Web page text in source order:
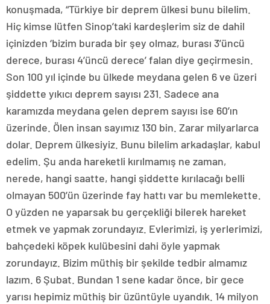
konuşmada, “Türkiye bir deprem ülkesi bunu bilelim.
Hiç kimse lütfen Sinop’taki kardeşlerim siz de dahil
içinizden ‘bizim burada bir şey olmaz, burası 3’üncü
derece, burası 4’üncü derece’ falan diye geçirmesin.
Son 100 yıl içinde bu ülkede meydana gelen 6 ve üzeri
şiddette yıkıcı deprem sayısı 231. Sadece ana
karamızda meydana gelen deprem sayısı ise 60’ın
üzerinde. Ölen insan sayımız 130 bin. Zarar milyarlarca
dolar. Deprem ülkesiyiz. Bunu bilelim arkadaşlar, kabul
edelim. Şu anda hareketli kırılmamış ne zaman,
nerede, hangi saatte, hangi şiddette kırılacağı belli
olmayan 500’ün üzerinde fay hattı var bu memlekette.
O yüzden ne yaparsak bu gerçekliği bilerek hareket
etmek ve yapmak zorundayız. Evlerimizi, iş yerlerimizi,
bahçedeki köpek kulübesini dahi öyle yapmak
zorundayız. Bizim müthiş bir şekilde tedbir almamız
lazım. 6 Şubat. Bundan 1 sene kadar önce, bir gece
yarısı hepimiz müthiş bir üzüntüyle uyandık. 14 milyon